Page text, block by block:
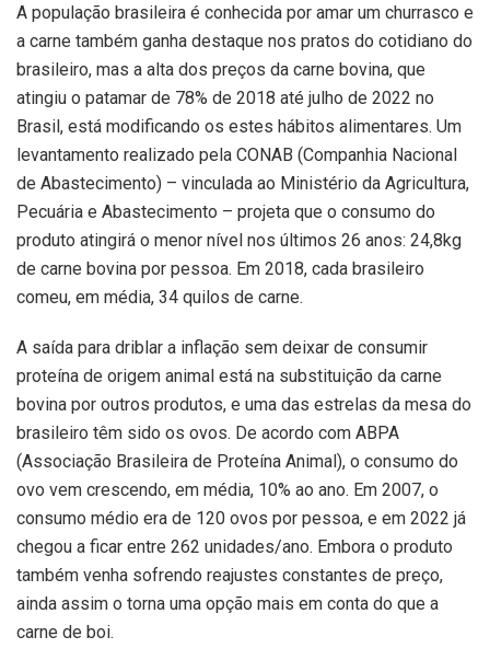
A população brasileira é conhecida por amar um churrasco e
a carne também ganha destaque nos pratos do cotidiano do
brasileiro, mas a alta dos preços da carne bovina, que
atingiu o patamar de 78% de 2018 até julho de 2022 no
Brasil, está modificando os estes hábitos alimentares. Um
levantamento realizado pela CONAB (Companhia Nacional
de Abastecimento) – vinculada ao Ministério da Agricultura,
Pecuária e Abastecimento – projeta que o consumo do
produto atingirá o menor nível nos últimos 26 anos: 24,8kg
de carne bovina por pessoa. Em 2018, cada brasileiro
comeu, em média, 34 quilos de carne.
A saída para driblar a inflação sem deixar de consumir
proteína de origem animal está na substituição da carne
bovina por outros produtos, e uma das estrelas da mesa do
brasileiro têm sido os ovos. De acordo com ABPA
(Associação Brasileira de Proteína Animal), o consumo do
ovo vem crescendo, em média, 10% ao ano. Em 2007, o
consumo médio era de 120 ovos por pessoa, e em 2022 já
chegou a ficar entre 262 unidades/ano. Embora o produto
também venha sofrendo reajustes constantes de preço,
ainda assim o torna uma opção mais em conta do que a
carne de boi.